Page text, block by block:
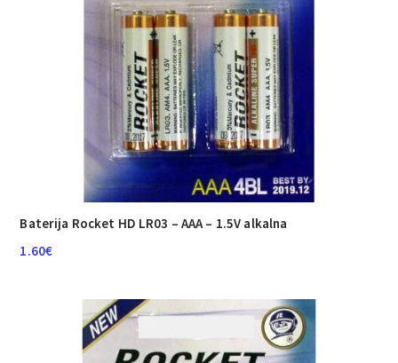
Baterija Rocket HD LR03 – AAA – 1.5V alkalna
1.60€